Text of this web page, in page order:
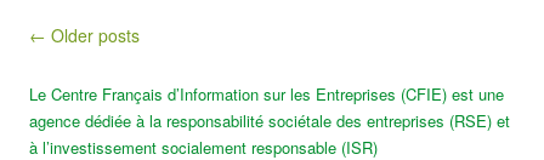
Post navigation
← Older posts
Le Centre Français d’Information sur les Entreprises (CFIE) est une
agence dédiée à la responsabilité sociétale des entreprises (RSE) et
à l’investissement socialement responsable (ISR)